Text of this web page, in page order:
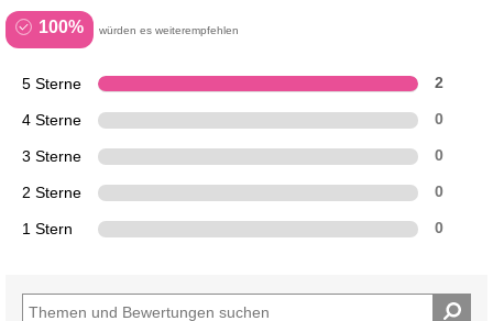
100% würden es weiterempfehlen
5 Sterne 2
4 Sterne 0
3 Sterne 0
2 Sterne 0
1 Stern 0